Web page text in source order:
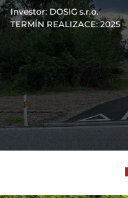
Investor: DOSIG s.r.o.
TERMÍN REALIZACE: 2025